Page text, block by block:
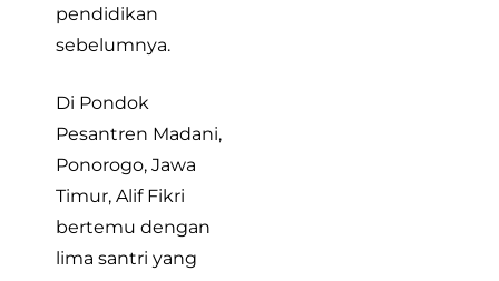
pendidikan
sebelumnya.
Di Pondok
Pesantren Madani,
Ponorogo, Jawa
Timur, Alif Fikri
bertemu dengan
lima santri yang